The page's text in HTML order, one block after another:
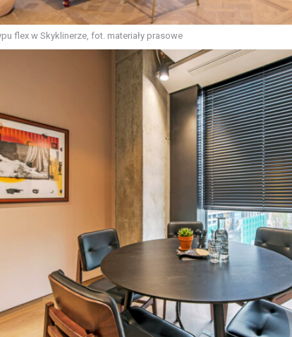
flex w Skyklinerze, fot. materiały prasowe